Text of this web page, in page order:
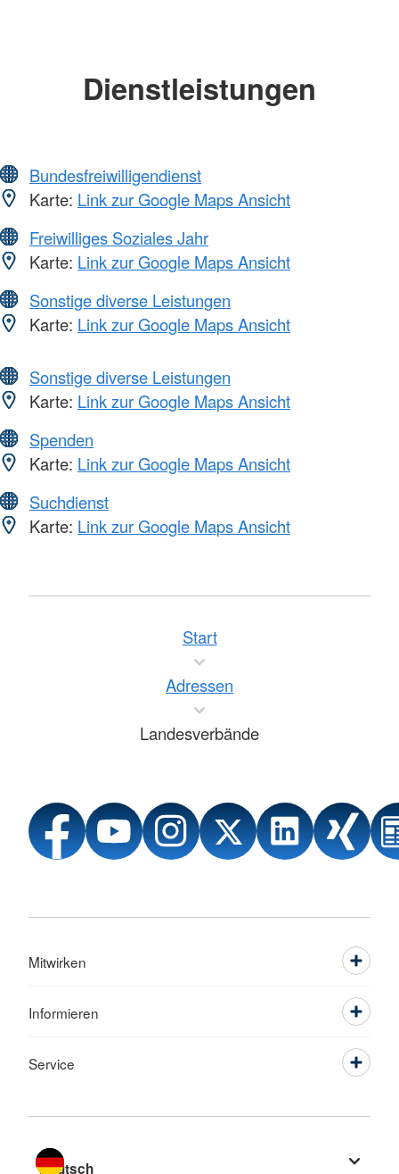
Dienstleistungen
Bundesfreiwilligendienst
Karte: Link zur Google Maps Ansicht
Freiwilliges Soziales Jahr
Karte: Link zur Google Maps Ansicht
Sonstige diverse Leistungen
Karte: Link zur Google Maps Ansicht
Sonstige diverse Leistungen
Karte: Link zur Google Maps Ansicht
Spenden
Karte: Link zur Google Maps Ansicht
Suchdienst
Karte: Link zur Google Maps Ansicht
Start
Adressen
Landesverbände
Mitwirken
Informieren
Service
Sprache wechseln zu